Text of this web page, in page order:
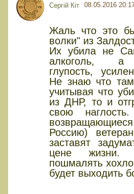
Сергій Кіт 08.05.2016
Жаль что это
волки" из
Их убила не
алкоголь, а
глупость,
Не знаю что
учитывая что
из ДНР, то и
свою
Россию)
заставят
цене жизни.
пошмалять
будет выходить